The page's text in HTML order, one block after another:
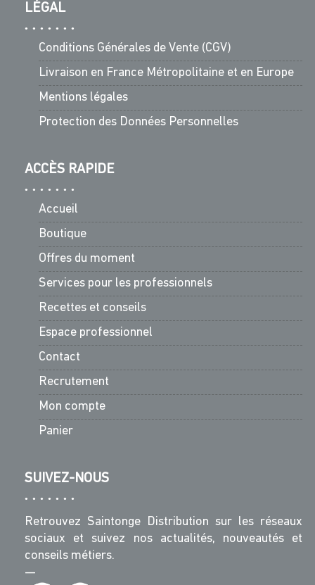
LÉGAL
Conditions Générales de Vente (CGV)
Livraison en France Métropolitaine et en Europe
Mentions légales
Protection des Données Personnelles
ACCÈS RAPIDE
Accueil
Boutique
Offres du moment
Services pour les professionnels
Recettes et conseils
Espace professionnel
Contact
Recrutement
Mon compte
Panier
SUIVEZ-NOUS
Retrouvez Saintonge Distribution sur les réseaux
sociaux et suivez nos actualités, nouveautés et
conseils métiers.
—